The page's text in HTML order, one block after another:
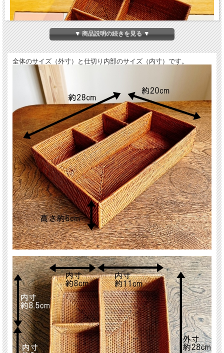
・サイズ（外寸）： 約28cm×約20cm×高さ約6cm
＊サイズは、外寸表示とさせていただいております。
内寸については、後述しています。
・重量：約270g
・材質：アタ
・インドネシア バリ製
＊本商品には、画像で写っているカトラリー類やお箸置きなどは付いておりませ
ん。
仕切りの付いたアタ製収納ケースです。
収納できるスペースとが備えられていますので、ご用途に応じてお使い分けいただ
けます。
キッチンや食器棚などで調味料やコーヒー、紅茶、お化粧道具入れ、他にも文房具
や細かい小物類などをまとめて収納しておくのにも便利です。
【アタ製品について】
亜熱帯性のシダ科の植物「アタ」の茎を細く割いて細かく編み込み、天日干しとコ
コナッツチップで燻す作業を何日も繰り返してようやく完成するアタ製品。 燻さ
れることによって、防虫・防カビ効果も高まると言われています。
尚、アタ製品には、燻し工程による独特な香りがございますが、お使いいただくう
▼ 商品説明の続きを見る ▼
全体のサイズ（外寸）と仕切り内部のサイズ（内寸）です。